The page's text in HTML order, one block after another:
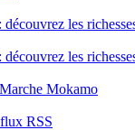
découvrez les
découvrez les
Mokamo
RSS